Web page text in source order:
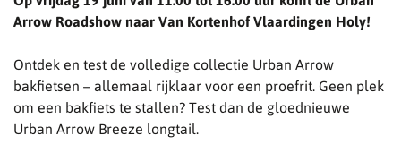
Arrow Roadshow naar Van Kortenhof Vlaardingen Holy!
Ontdek en test de volledige collectie Urban Arrow
bakfietsen – allemaal rijklaar voor een proefrit. Geen plek
om een bakfiets te stallen? Test dan de gloednieuwe
Urban Arrow Breeze longtail.